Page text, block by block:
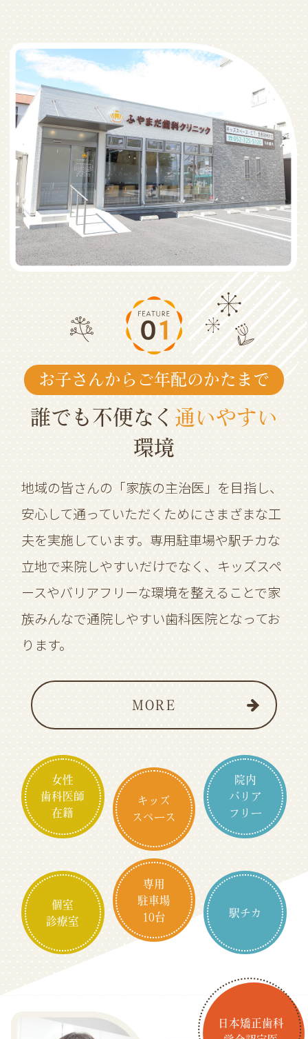
お子さんからご年配のかたまで
誰でも不便なく 通いやすい
環境
地域の皆さんの「家族の主治医」を目指し、
安心して通っていただくためにさまざまな工
夫を実施しています。専用駐車場や駅チカな
立地で来院しやすいだけでなく、キッズスペ
ースやバリアフリーな環境を整えることで家
族みんなで通院しやすい歯科医院となってお
ります。
MORE
女性
歯科医師
在籍
キッズ
スペース
院内
バリア
フリー
個室
診療室
専用
駐車場
10台
駅チカ
日本矯正歯科